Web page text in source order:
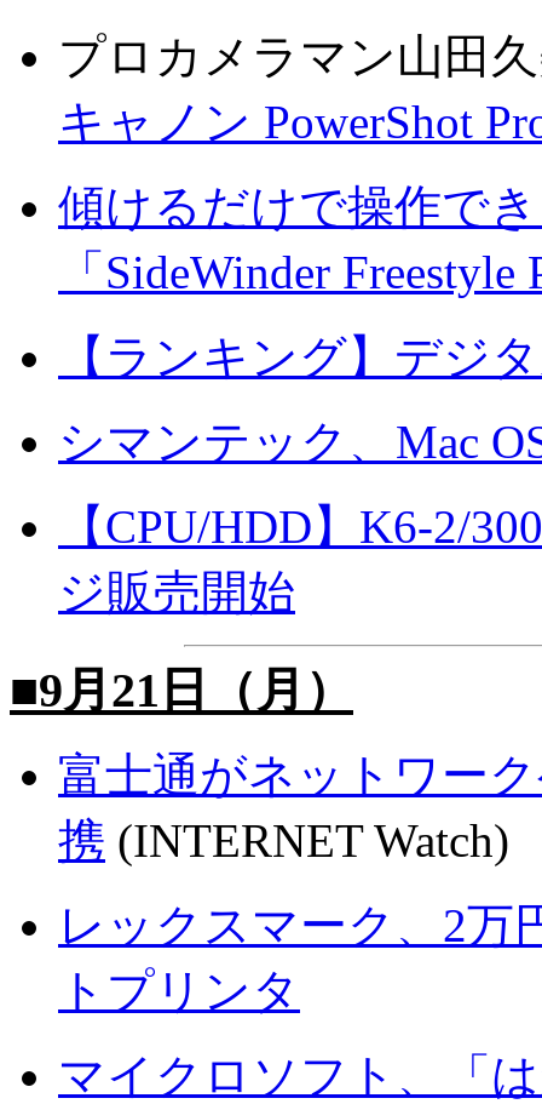
プロカメラマン山田
キャノン PowerShot
傾けるだけで操作で
「SideWinder Freestyle
【ランキング】デジ
シマンテック、Mac
【CPU/HDD】K6-2/
ジ販売開始
■9月21日（月）
富士通がネットワー
携 (INTERNET Watch)
レックスマーク、2万
トプリンタ
マイクロソフト、「